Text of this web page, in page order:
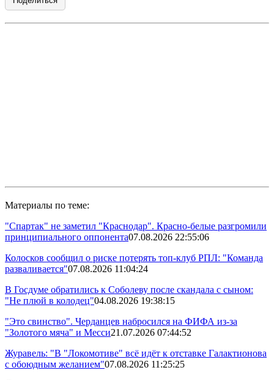
Материалы по теме:
"Спартак" не заметил "Краснодар". Красно-белые разгромили
принципиального оппонента07.08.2026 22:55:06
Колосков сообщил о риске потерять топ-клуб РПЛ: "Команда
разваливается"07.08.2026 11:04:24
В Госдуме обратились к Соболеву после скандала с сыном:
"Не плюй в колодец"04.08.2026 19:38:15
"Это свинство". Черданцев набросился на ФИФА из-за
"Золотого мяча" и Месси21.07.2026 07:44:52
Журавель: "В "Локомотиве" всё идёт к отставке Галактионова
с обоюдным желанием"07.08.2026 11:25:25